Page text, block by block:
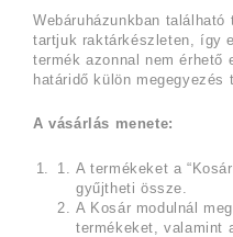
Webáruházunkban
tartjuk raktárkészleten, így
termék azonnal nem
határidő külön megegyezés
A vásárlás menete:
A termékeket a
gyűjtheti össze.
A Kosár modulnál
termékeket, valamint